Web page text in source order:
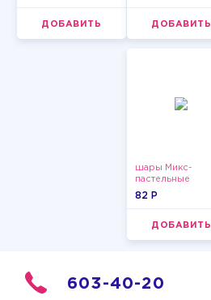
ДОБАВИТЬ ДОБАВИТЬ
шары Микс-
пастельные
82 P
ДОБАВИТЬ
603-40-20